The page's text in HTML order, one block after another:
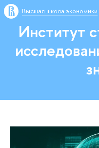
Высшая школа экономики
Институт